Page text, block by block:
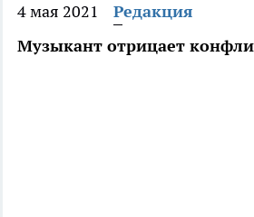
4 мая 2021
Редакция
Музыкант отрицает